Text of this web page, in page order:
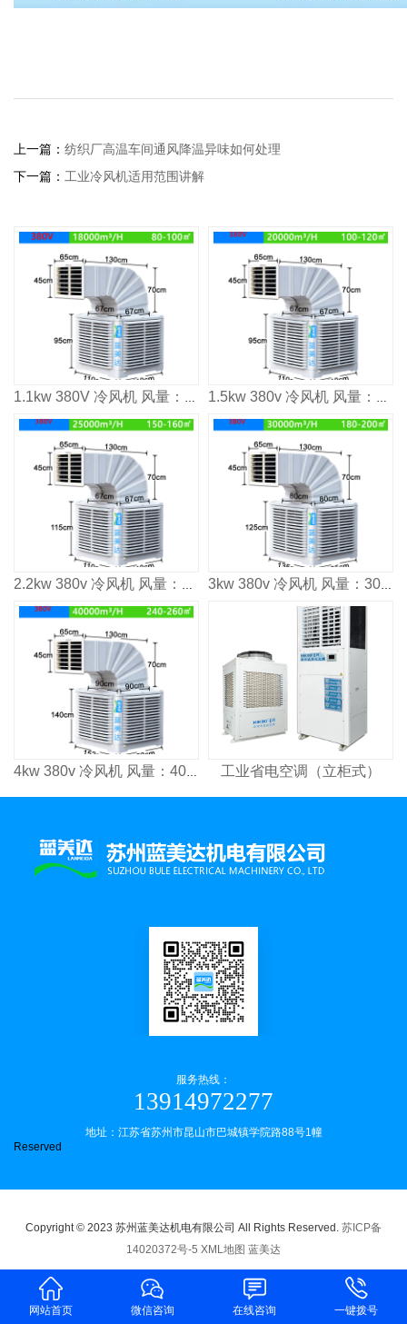
上一篇： 纺织厂高温车间通风降温异味如何处理
下一篇： 工业冷风机适用范围讲解
工业省电空调（立柜式）
服务热线：
13914972277
地址：江苏省苏州市昆山市巴城镇学院路88号1幢
Reserved
Copyright © 2023 苏州蓝美达机电有限公司 All Rights Reserved. 苏ICP备
14020372号-5 XML地图 蓝美达
网站首页 微信咨询 在线咨询 一键拨号